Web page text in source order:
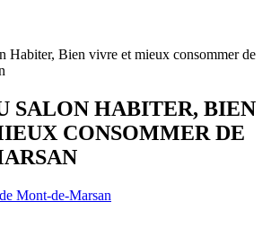
Habiter, Bien vivre et mieux consommer de
SALON HABITER, BIEN
CONSOMMER DE
Mont-de-Marsan